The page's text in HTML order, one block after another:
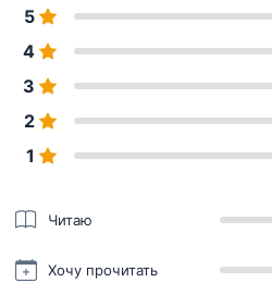
5
4
3
2
1
Читаю
Хочу прочитать